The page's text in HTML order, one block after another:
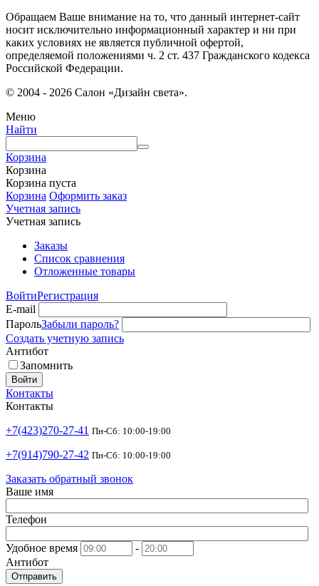
Обращаем Ваше внимание на то, что данный интернет-сайт
носит исключительно информационный характер и ни при
каких условиях не является публичной офертой,
определяемой положениями ч. 2 ст. 437 Гражданского кодекса
Российской Федерации.
© 2004 - 2026 Салон «Дизайн света».
Меню
Найти
Корзина
Корзина
Корзина пуста
Корзина Оформить заказ
Учетная запись
Учетная запись
Заказы
Список сравнения
Отложенные товары
ВойтиРегистрация
E-mail
ПарольЗабыли пароль?
Создать учетную запись
Антибот
Запомнить
Войти
Контакты
Контакты
+7(423)270-27-41 Пн-Сб: 10:00-19:00
+7(914)790-27-42 Пн-Сб: 10:00-19:00
Заказать обратный звонок
Ваше имя
Телефон
Удобное время
-
Антибот
Отправить